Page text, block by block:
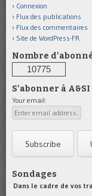
Connexion
Flux des publications
Flux des commentaires
Site de WordPress-FR
Nombre
10775
S'abonner à A&SI
Your email:
Sondages
Dans le cadre de vos